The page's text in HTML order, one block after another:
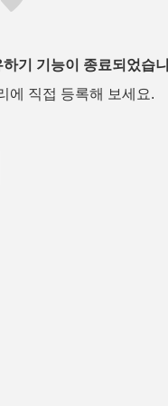
기 기능이 종료되었습
에 직접 등록해 보세요.